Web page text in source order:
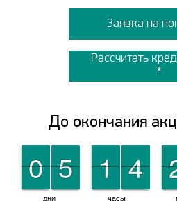
Заявка на
Рассчитать
До окончания
дни
9
9
0
0 0
0
5
5
часы
0
0
1
1 0
0
4
4